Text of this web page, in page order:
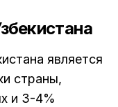
является
страны,
и 3-4%